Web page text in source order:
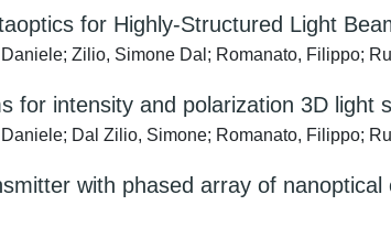
for Highly-Structured Light
Zilio, Simone Dal; Romanato, Filippo;
for intensity and polarization 3D light
Dal Zilio, Simone; Romanato, Filippo;
with phased array of